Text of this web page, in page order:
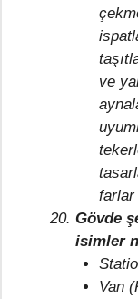
ve
farlar
Gövde
isimler
Van